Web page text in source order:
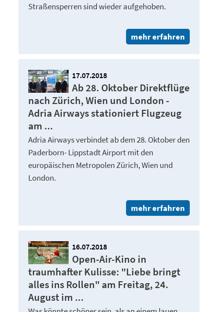
Straßensperren sind wieder aufgehoben.
mehr erfahren
17.07.2018
Ab 28. Oktober Direktflüge
nach Zürich, Wien und London -
Adria Airways stationiert Flugzeug
am ...
Adria Airways verbindet ab dem 28. Oktober den
Paderborn- Lippstadt Airport mit den
europäischen Metropolen Zürich, Wien und
London.
mehr erfahren
16.07.2018
Open-Air-Kino in
traumhafter Kulisse: "Liebe bringt
alles ins Rollen" am Freitag, 24.
August im ...